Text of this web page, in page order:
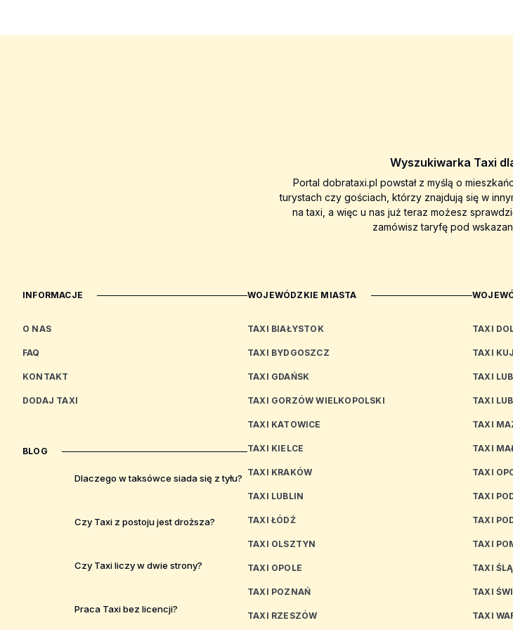
Wyszukiwarka Taxi
Portal dobrataxi.pl powstał z myślą o
turystach czy gościach, którzy znajdują się w
na taxi, a więc u nas już teraz możesz
zamówisz taryfę pod
INFORMACJE
O NAS
FAQ
KONTAKT
DODAJ TAXI
BLOG
Dlaczego w taksówce siada się z tyłu?
Czy Taxi z postoju jest droższa?
Czy Taxi liczy w dwie strony?
Praca Taxi bez licencji?
WOJEWÓDZKIE MIASTA
TAXI BIAŁYSTOK
TAXI BYDGOSZCZ
TAXI GDAŃSK
TAXI GORZÓW WIELKOPOLSKI
TAXI KATOWICE
TAXI KIELCE
TAXI KRAKÓW
TAXI LUBLIN
TAXI ŁÓDŹ
TAXI OLSZTYN
TAXI OPOLE
TAXI POZNAŃ
TAXI RZESZÓW
TAXI
TAXI
TAXI
TAXI
TAXI
TAXI
TAXI
TAXI
TAXI
TAXI
TAXI
TAXI
TAXI